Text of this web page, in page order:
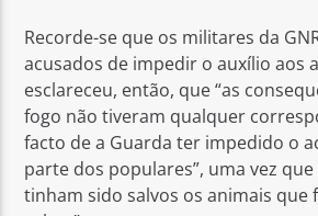
Recorde-se que os militares da
acusados de impedir o auxílio aos
esclareceu, então, que “as
fogo não tiveram qualquer
facto de a Guarda ter impedido o
parte dos populares”, uma vez que
tinham sido salvos os animais que